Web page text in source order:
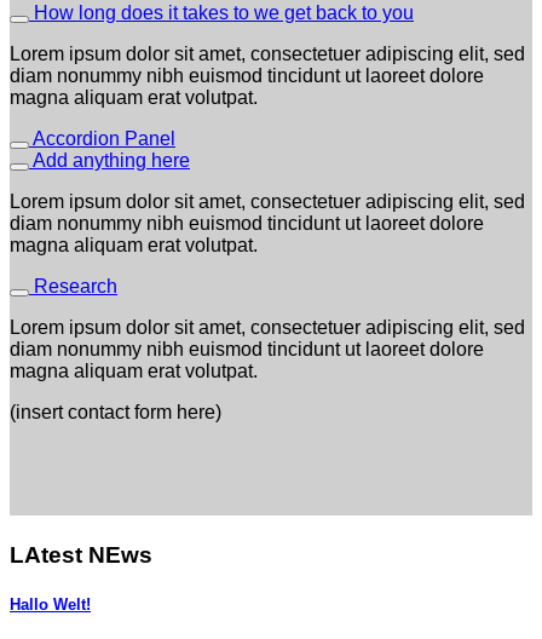
How long does it takes to we get back to you
Lorem ipsum dolor sit amet, consectetuer adipiscing elit, sed
diam nonummy nibh euismod tincidunt ut laoreet dolore
magna aliquam erat volutpat.
Accordion Panel
Add anything here
Lorem ipsum dolor sit amet, consectetuer adipiscing elit, sed
diam nonummy nibh euismod tincidunt ut laoreet dolore
magna aliquam erat volutpat.
Research
Lorem ipsum dolor sit amet, consectetuer adipiscing elit, sed
diam nonummy nibh euismod tincidunt ut laoreet dolore
magna aliquam erat volutpat.
(insert contact form here)
LAtest NEws
Hallo Welt!